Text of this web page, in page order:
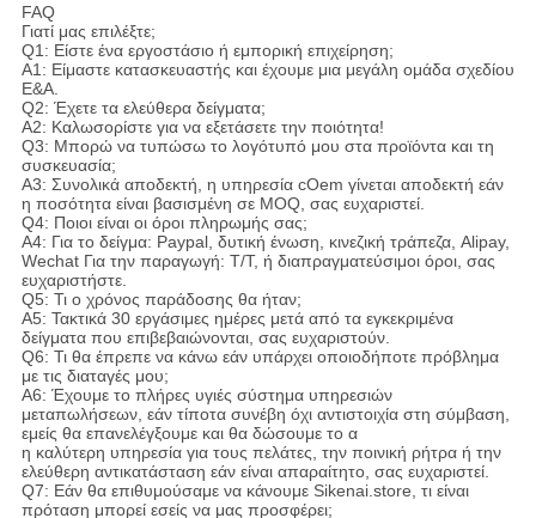
FAQ
Γιατί μας επιλέξτε;
Q1: Είστε ένα εργοστάσιο ή εμπορική επιχείρηση;
Α1: Είμαστε κατασκευαστής και έχουμε μια μεγάλη ομάδα σχεδίου
Ε&Α.
Q2: Έχετε τα ελεύθερα δείγματα;
A2: Καλωσορίστε για να εξετάσετε την ποιότητα!
Q3: Μπορώ να τυπώσω το λογότυπό μου στα προϊόντα και τη
συσκευασία;
A3: Συνολικά αποδεκτή, η υπηρεσία cOem γίνεται αποδεκτή εάν
η ποσότητα είναι βασισμένη σε MOQ, σας ευχαριστεί.
Q4: Ποιοι είναι οι όροι πληρωμής σας;
A4: Για το δείγμα: Paypal, δυτική ένωση, κινεζική τράπεζα, Alipay,
Wechat Για την παραγωγή: T/T, ή διαπραγματεύσιμοι όροι, σας
ευχαριστήστε.
Q5: Τι ο χρόνος παράδοσης θα ήταν;
A5: Τακτικά 30 εργάσιμες ημέρες μετά από τα εγκεκριμένα
δείγματα που επιβεβαιώνονται, σας ευχαριστούν.
Q6: Τι θα έπρεπε να κάνω εάν υπάρχει οποιοδήποτε πρόβλημα
με τις διαταγές μου;
A6: Έχουμε το πλήρες υγιές σύστημα υπηρεσιών
μεταπωλήσεων, εάν τίποτα συνέβη όχι αντιστοιχία στη σύμβαση,
εμείς θα επανελέγξουμε και θα δώσουμε το α
η καλύτερη υπηρεσία για τους πελάτες, την ποινική ρήτρα ή την
ελεύθερη αντικατάσταση εάν είναι απαραίτητο, σας ευχαριστεί.
Q7: Εάν θα επιθυμούσαμε να κάνουμε Sikenai.store, τι είναι
πρόταση μπορεί εσείς να μας προσφέρει;